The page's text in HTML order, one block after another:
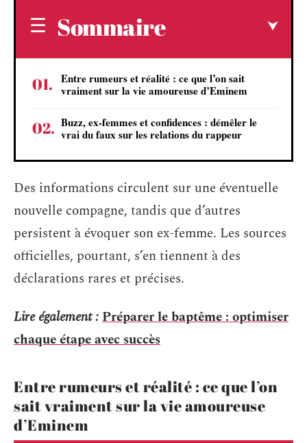
Sommaire
Entre rumeurs et réalité : ce que l’on sait
vraiment sur la vie amoureuse d’Eminem
Buzz, ex-femmes et confidences : démêler le
vrai du faux sur les relations du rappeur
Des informations circulent sur une éventuelle
nouvelle compagne, tandis que d’autres
persistent à évoquer son ex-femme. Les sources
officielles, pourtant, s’en tiennent à des
déclarations rares et précises.
Lire également :Préparer le baptême : optimiser
chaque étape avec succès
Entre rumeurs et réalité : ce que l’on
sait vraiment sur la vie amoureuse
d’Eminem